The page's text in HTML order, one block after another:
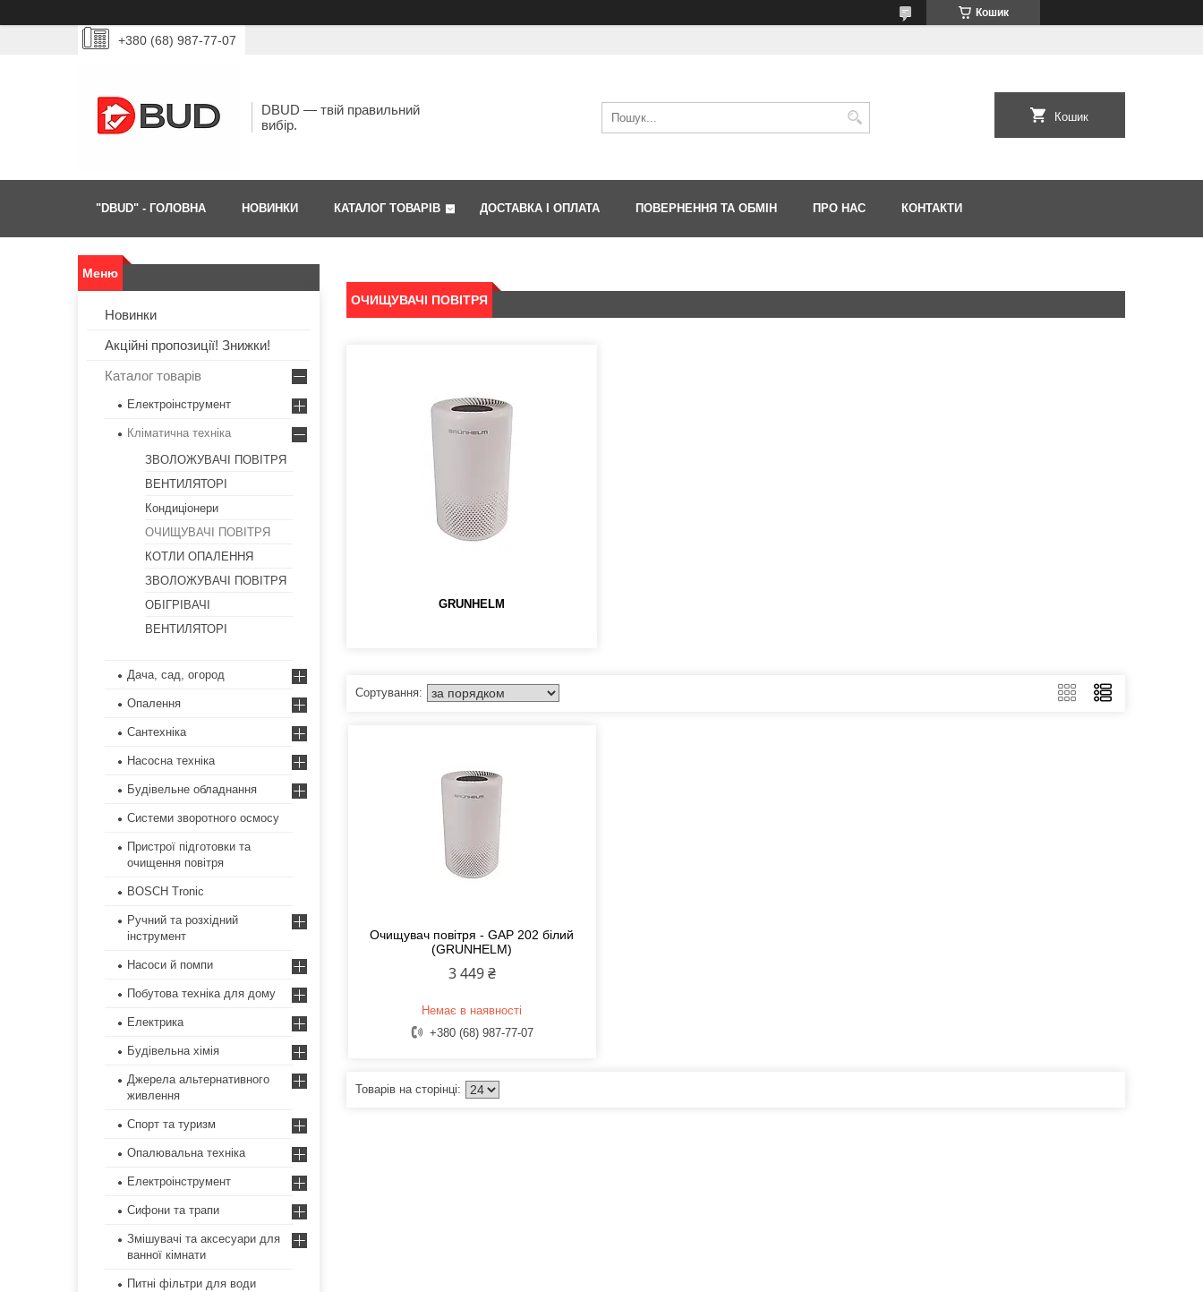
Кошик
+380 (68) 987-77-07
DBUD — твій правильний
вибір.
Кошик
"DBUD" - ГОЛОВНА НОВИНКИ КАТАЛОГ ТОВАРІВ ДОСТАВКА І ОПЛАТА ПОВЕРНЕННЯ ТА ОБМІН ПРО НАС КОНТАКТИ
ОЧИЩУВАЧІ ПОВІТРЯ
GRUNHELM
Очищувач повітря - GAP 202 білий
(GRUNHELM)
3 449 ₴
Немає в наявності
+380 (68) 987-77-07
Новинки
Акційні пропозиції! Знижки!
Каталог товарів
Електроінструмент
Кліматична техніка
ЗВОЛОЖУВАЧІ ПОВІТРЯ
ВЕНТИЛЯТОРІ
Кондиціонери
ОЧИЩУВАЧІ ПОВІТРЯ
КОТЛИ ОПАЛЕННЯ
ЗВОЛОЖУВАЧІ ПОВІТРЯ
ОБІГРІВАЧІ
ВЕНТИЛЯТОРІ
Дача, сад, огород
Опалення
Сантехніка
Насосна техніка
Будівельне обладнання
Системи зворотного осмосу
Пристрої підготовки та
очищення повітря
BOSCH Tronic
Ручний та розхідний
інструмент
Насоси й помпи
Побутова техніка для дому
Електрика
Будівельна хімія
Джерела альтернативного
живлення
Спорт та туризм
Опалювальна техніка
Електроінструмент
Сифони та трапи
Змішувачі та аксесуари для
ванної кімнати
Питні фільтри для води